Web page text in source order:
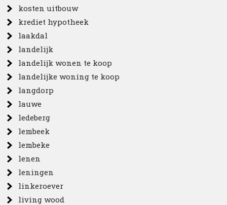
kosten uitbouw
krediet hypotheek
laakdal
landelijk
landelijk wonen te koop
landelijke woning te koop
langdorp
lauwe
ledeberg
lembeek
lembeke
lenen
leningen
linkeroever
living wood